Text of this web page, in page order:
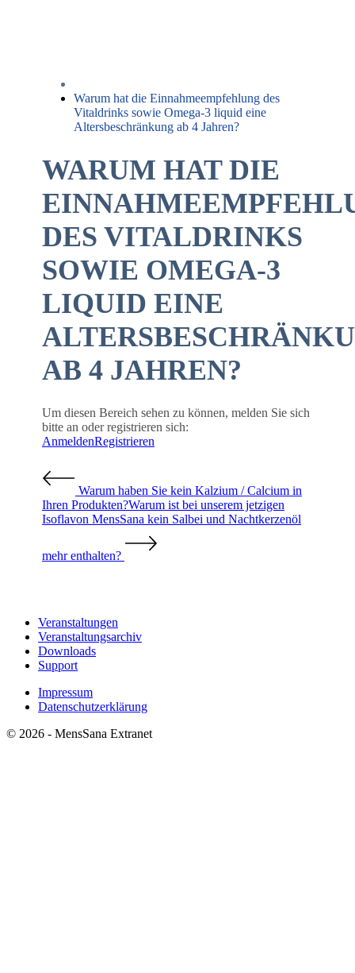
Warum hat die Einnahmeempfehlung des
Vitaldrinks sowie Omega-3 liquid eine
Altersbeschränkung ab 4 Jahren?
WARUM HAT DIE
DES VITALDRINKS
SOWIE OMEGA-3
LIQUID EINE
AB 4 JAHREN?
Um diesen Bereich sehen zu können, melden Sie sich
bitte an oder registrieren sich:
AnmeldenRegistrieren
Warum haben Sie kein Kalzium / Calcium in
Ihren Produkten?Warum ist bei unserem jetzigen
Isoflavon MensSana kein Salbei und Nachtkerzenöl
mehr enthalten?
Veranstaltungen
Veranstaltungsarchiv
Downloads
Support
Impressum
Datenschutzerklärung
© 2026 - MensSana Extranet